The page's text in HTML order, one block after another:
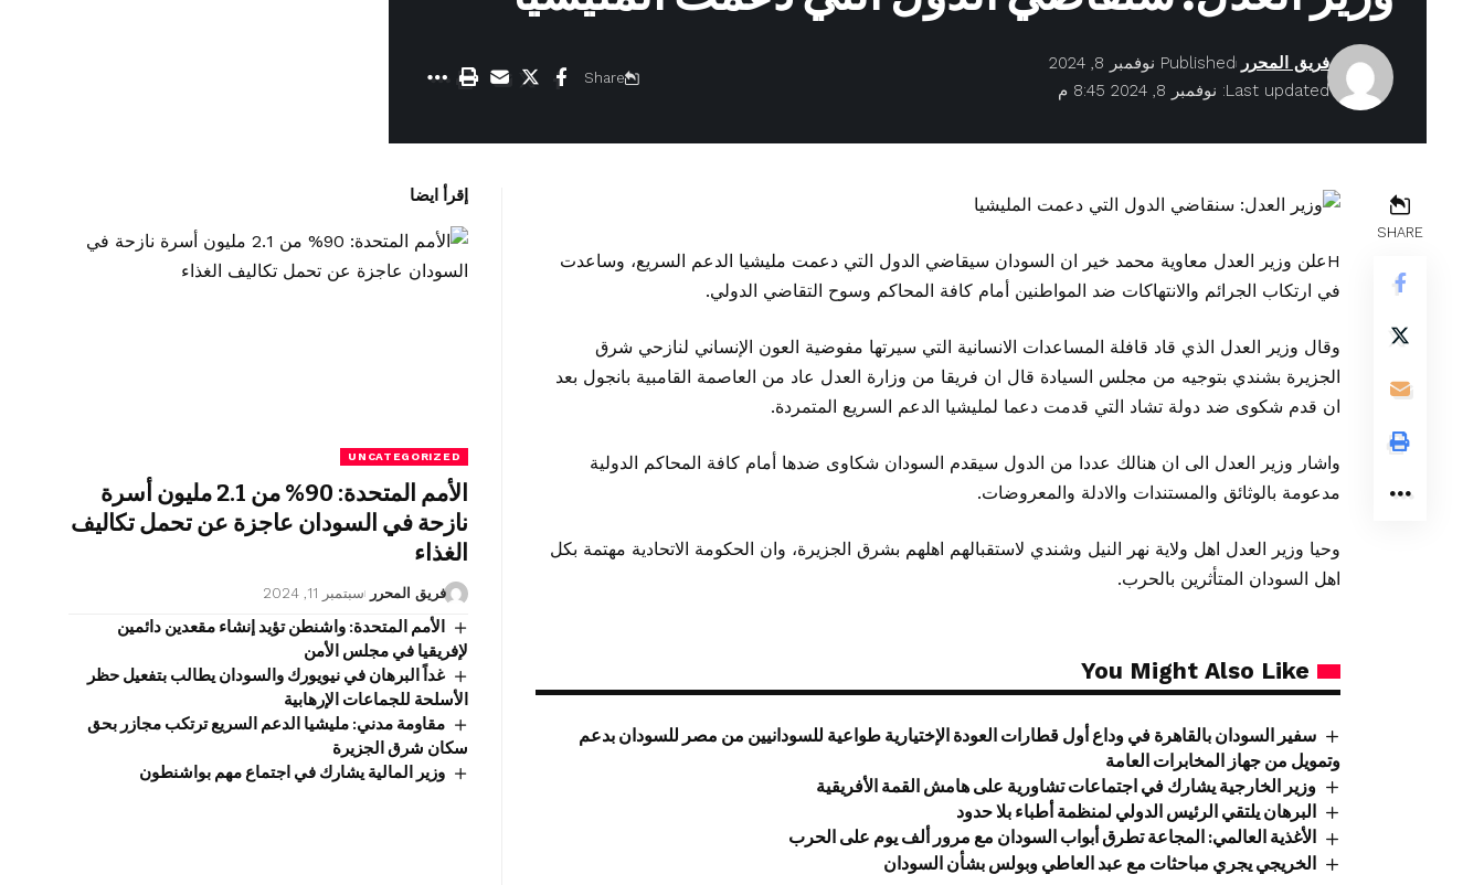
Last updated: نوفمبر 8, 2024 8:45 م
فريق المحرر Published نوفمبر 8, 2024
Share
SHARE
Hعلن وزير العدل معاوية محمد خير ان السودان سيقاضي الدول التي دعمت مليشيا الدعم السريع، وساعدت
في ارتكاب الجرائم والانتهاكات ضد المواطنين أمام كافة المحاكم وسوح التقاضي الدولي.
وقال وزير العدل الذي قاد قافلة المساعدات الانسانية التي سيرتها مفوضية العون الإنساني لنازحي شرق
الجزيرة بشندي بتوجيه من مجلس السيادة قال ان فريقا من وزارة العدل عاد من العاصمة القامبية بانجول بعد
ان قدم شكوى ضد دولة تشاد التي قدمت دعما لمليشيا الدعم السريع المتمردة.
واشار وزير العدل الى ان هنالك عددا من الدول سيقدم السودان شكاوى ضدها أمام كافة المحاكم الدولية
مدعومة بالوثائق والمستندات والادلة والمعروضات.
وحيا وزير العدل اهل ولاية نهر النيل وشندي لاستقبالهم اهلهم بشرق الجزيرة، وان الحكومة الاتحادية مهتمة بكل
اهل السودان المتأثرين بالحرب.
You Might Also Like
سفير السودان بالقاهرة في وداع أول قطارات العودة الإختيارية طواعية للسودانيين من مصر للسودان بدعم
وتمويل من جهاز المخابرات العامة
وزير الخارجية يشارك في اجتماعات تشاورية على هامش القمة الأفريقية
البرهان يلتقي الرئيس الدولي لمنظمة أطباء بلا حدود
الأغذية العالمي: المجاعة تطرق أبواب السودان مع مرور ألف يوم على الحرب
الخريجي يجري مباحثات مع عبد العاطي وبولس بشأن السودان
إقرأ ايضا
UNCATEGORIZED
الأمم المتحدة: 90% من 2.1 مليون أسرة
نازحة في السودان عاجزة عن تحمل تكاليف
الغذاء
فريق المحرر سبتمبر 11, 2024
الأمم المتحدة: واشنطن تؤيد إنشاء مقعدين دائمين
لإفريقيا في مجلس الأمن
غداً البرهان في نيويورك والسودان يطالب بتفعيل حظر
الأسلحة للجماعات الإرهابية
مقاومة مدني: مليشيا الدعم السريع ترتكب مجازر بحق
سكان شرق الجزيرة
وزير المالية يشارك في اجتماع مهم بواشنطون